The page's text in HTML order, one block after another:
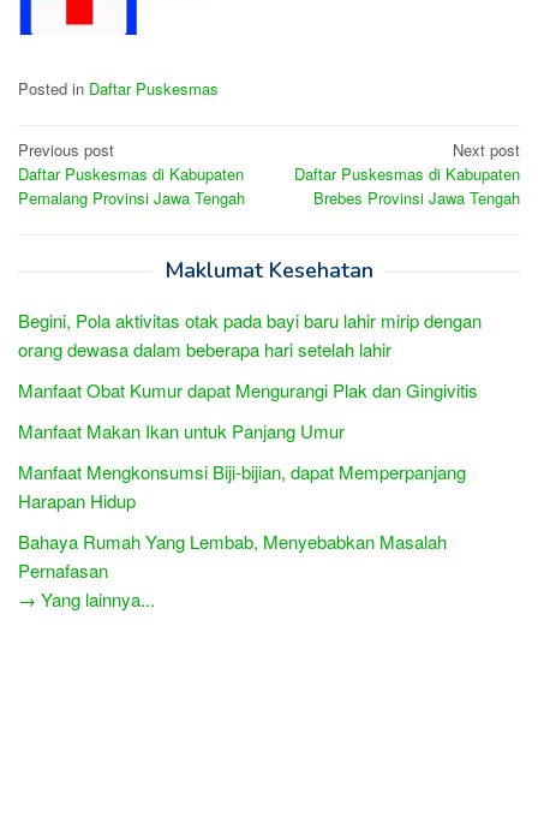
Posted in Daftar Puskesmas
Post
navigation
Previous post
Daftar Puskesmas di Kabupaten
Pemalang Provinsi Jawa Tengah
Next post
Daftar Puskesmas di Kabupaten
Brebes Provinsi Jawa Tengah
Maklumat Kesehatan
Begini, Pola aktivitas otak pada bayi baru lahir mirip dengan
orang dewasa dalam beberapa hari setelah lahir
Manfaat Obat Kumur dapat Mengurangi Plak dan Gingivitis
Manfaat Makan Ikan untuk Panjang Umur
Manfaat Mengkonsumsi Biji-bijian, dapat Memperpanjang
Harapan Hidup
Bahaya Rumah Yang Lembab, Menyebabkan Masalah
Pernafasan
→ Yang lainnya...